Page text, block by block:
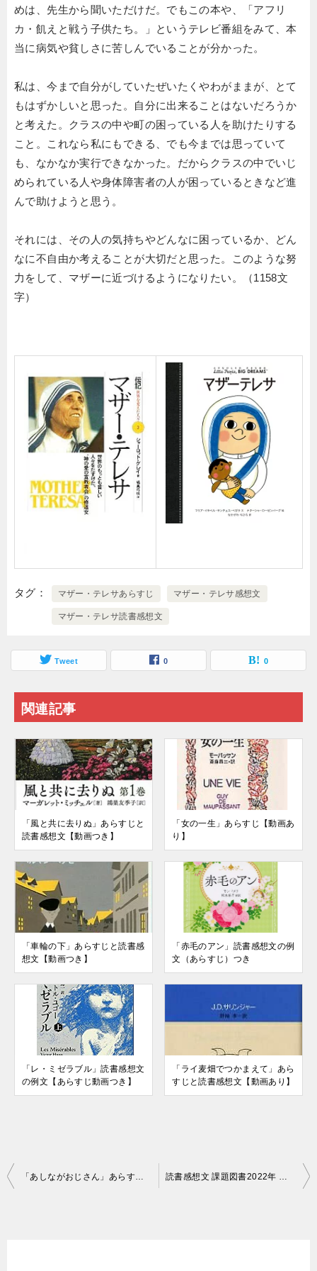
めは、先生から聞いただけだ。でもこの本や、「アフリ
カ・飢えと戦う子供たち。」というテレビ番組をみて、本
当に病気や貧しさに苦しんでいることが分かった。
私は、今まで自分がしていたぜいたくやわがままが、とて
もはずかしいと思った。自分に出来ることはないだろうか
と考えた。クラスの中や町の困っている人を助けたりする
こと。これなら私にもできる、でも今までは思っていて
も、なかなか実行できなかった。だからクラスの中でいじ
められている人や身体障害者の人が困っているときなど進
んで助けようと思う。
それには、その人の気持ちやどんなに困っているか、どん
なに不自由か考えることが大切だと思った。このような努
力をして、マザーに近づけるようになりたい。（1158文
字）
タグ マザー・テレサあらすじ マザー・テレサ感想文
マザー・テレサ読書感想文
Tweet 0 0
関連記事
「風と共に去りぬ」あらすじと
読書感想文【動画つき】
「女の一生」あらすじ【動画あ
り】
「車輪の下」あらすじと読書感
想文【動画つき】
「赤毛のアン」読書感想文の例
文（あらすじ）つき
「レ・ミゼラブル」読書感想文
の例文【あらすじ動画つき】
「ライ麦畑でつかまえて」あら
すじと読書感想文【動画あり】
投
稿
「あしながおじさん」あらすじ【動画あり】 読書感想文 課題図書2022年 小学生の部一覧